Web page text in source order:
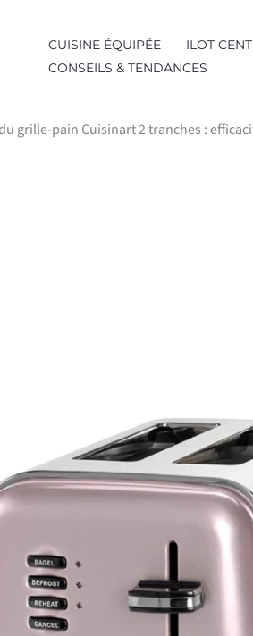
CUISINE ÉQUIPÉE ILOT
CONSEILS & TENDANCES
grille-pain Cuisinart 2 tranches :